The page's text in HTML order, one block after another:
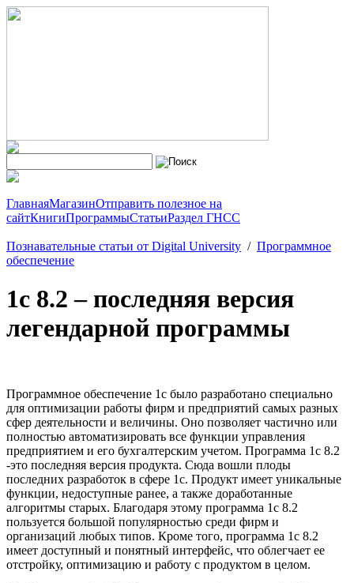
ГлавнаяМагазинОтправить полезное на
сайтКнигиПрограммыСтатьиРаздел ГНСС
Познавательные статьи от Digital University / Программное
обеспечение
1с 8.2 – последняя версия
легендарной программы
Программное обеспечение 1с было разработано специально
для оптимизации работы фирм и предприятий самых разных
сфер деятельности и величины. Оно позволяет частично или
полностью автоматизировать все функции управления
предприятием и его бухгалтерским учетом. Программа 1с 8.2
-это последняя версия продукта. Сюда вошли плоды
последних разработок в сфере 1с. Продукт имеет уникальные
функции, недоступные ранее, а также доработанные
алгоритмы старых. Благодаря этому программа 1с 8.2
пользуется большой популярностью среди фирм и
организаций любых типов. Кроме того, программа 1с 8.2
имеет доступный и понятный интерфейс, что облегчает ее
отстройку, оптимизацию и работу с продуктом в целом.